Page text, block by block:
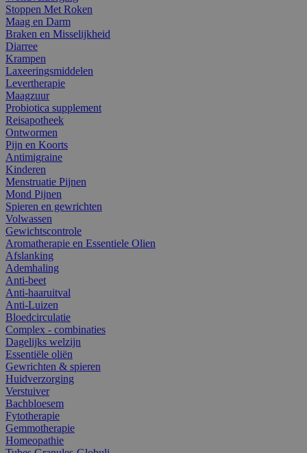
Stoppen Met Roken
Maag en Darm
Braken en Misselijkheid
Diarree
Krampen
Laxeeringsmiddelen
Levertherapie
Maagzuur
Probiotica supplement
Reisapotheek
Ontwormen
Pijn en Koorts
Antimigraine
Kinderen
Menstruatie Pijnen
Mond Pijnen
Spieren en gewrichten
Volwassen
Gewichtscontrole
Aromatherapie en Essentiele Olien
Afslanking
Ademhaling
Anti-beet
Anti-haaruitval
Anti-Luizen
Bloedcirculatie
Complex - combinaties
Dagelijks welzijn
Essentiële oliën
Gewrichten & spieren
Huidverzorging
Verstuiver
Bachbloesem
Fytotherapie
Gemmotherapie
Homeopathie